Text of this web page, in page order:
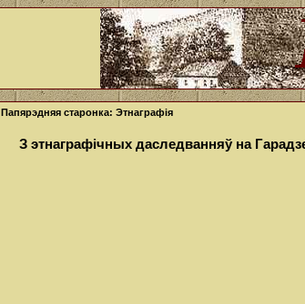
Папярэдняя старонка: Этнаграфія
З этнаграфічных даследванняў на